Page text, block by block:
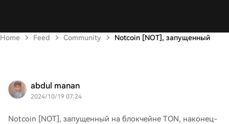
Home Feed Community Notcoin [NOT], запущенный
abdul manan
2024/10/19 07:24
Notcoin [NOT], запущенный на блокчейне TON, наконец-